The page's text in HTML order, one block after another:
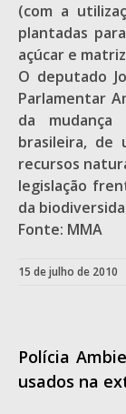
(com a
plantadas
açúcar e
O deputado
Parlamentar
da mudança
brasileira, de
recursos
legislação
da
Fonte: MMA
15 de julho de 2010
Polícia
usados na